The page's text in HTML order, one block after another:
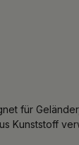
für
Kunststoff